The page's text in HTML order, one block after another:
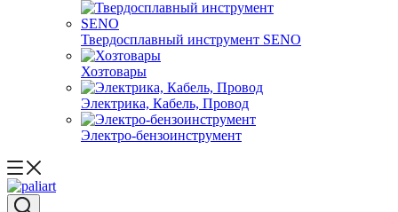
Твердосплавный инструмент SENO
Хозтовары
Электрика, Кабель, Провод
Электро-бензоинструмент